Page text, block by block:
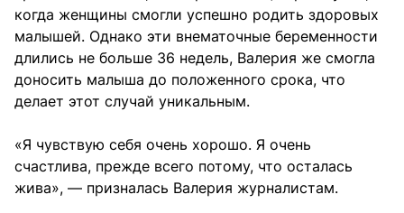
когда женщины смогли успешно родить здоровых
малышей. Однако эти внематочные беременности
длились не больше 36 недель, Валерия же смогла
доносить малыша до положенного срока, что
делает этот случай уникальным.
«Я чувствую себя очень хорошо. Я очень
счастлива, прежде всего потому, что осталась
жива», — призналась Валерия журналистам.